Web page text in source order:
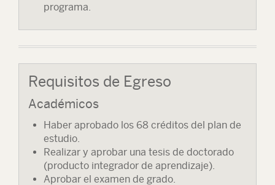
programa.
Requisitos de Egreso
Académicos
Haber aprobado los 68 créditos del plan de
estudio.
Realizar y aprobar una tesis de doctorado
(producto integrador de aprendizaje).
Aprobar el examen de grado.